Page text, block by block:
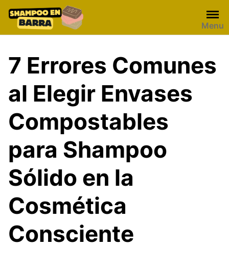
content
Menu
7 Errores Comunes
al Elegir Envases
Compostables
para Shampoo
Sólido en la
Cosmética
Consciente